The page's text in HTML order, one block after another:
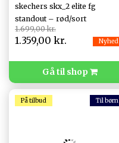
skechers skx_2 elite fg
standout – rød/sort
1.699,00 kr.
1.359,00 kr. Nyhed
Gå til shop
På tilbud